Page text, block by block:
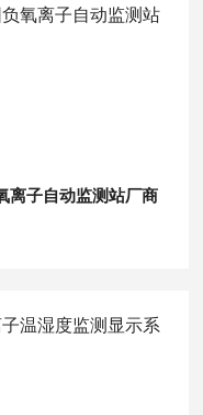
离子自动监测站厂商